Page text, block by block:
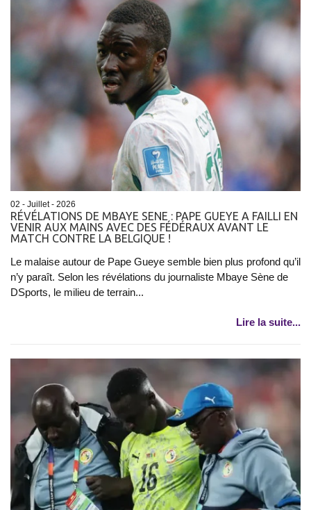
02 - Juillet - 2026
RÉVÉLATIONS DE MBAYE SENE : PAPE GUEYE A FAILLI EN
VENIR AUX MAINS AVEC DES FÉDÉRAUX AVANT LE
MATCH CONTRE LA BELGIQUE !
Le malaise autour de Pape Gueye semble bien plus profond qu’il
n’y paraît. Selon les révélations du journaliste Mbaye Sène de
DSports, le milieu de terrain...
Lire la suite...